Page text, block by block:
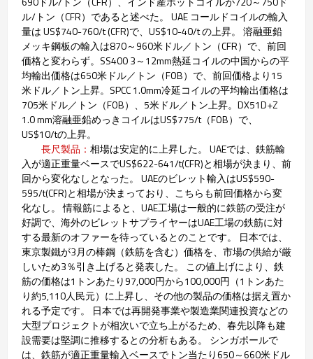
ル/トン（CFR）であると述べた。 UAE コールドコイルの輸入
量は US$740-760/t (CFR)で、US$10-40/t の上昇。 溶融亜鉛
メッキ鋼板の輸入は870～960米ドル／トン（CFR）で、前回
価格と変わらず。SS400 3～12mm熱延コイルの中国からの平
均輸出価格は650米ドル／トン（FOB）で、前回価格より15
米ドル／トン上昇。SPCC 1.0mm冷延コイルの平均輸出価格は
705米ドル／トン（FOB）、5米ドル／トン上昇。DX51D+Z
1.0 mm溶融亜鉛めっきコイルはUS$775/t（FOB）で、
US$10/tの上昇。
長尺製品： 相場は安定的に上昇した。 UAEでは、鉄筋輸
入が適正重量ベースでUS$622-641/t(CFR)と相場が決まり、前
回から変化なしとなった。 UAEのビレット輸入はUS$590-
595/t(CFR)と相場が決まっており、こちらも前回価格から変
化なし。 情報筋によると、UAE工場は一般的に鉄筋の受注が
好調で、海外のビレットサプライヤーはUAE工場の鉄筋に対
する最新のオファーを待っているとのことです。 日本では、
東京製鐵が3月の棒鋼（鉄筋を含む）価格を、市場の供給が厳
しいため3％引き上げると発表した。 この値上げにより、鉄
筋の価格は1トンあたり97,000円から100,000円（1トンあた
り約5,110人民元）に上昇し、その他の製品の価格は据え置か
れる予定です。 日本では再開発事業や製造業関連投資などの
大型プロジェクトが相次いで立ち上がるため、春先以降も建
設需要は堅調に推移するとの分析もある。 シンガポールで
は、鉄筋が適正重量輸入ベースでトン当たり650～660米ドル